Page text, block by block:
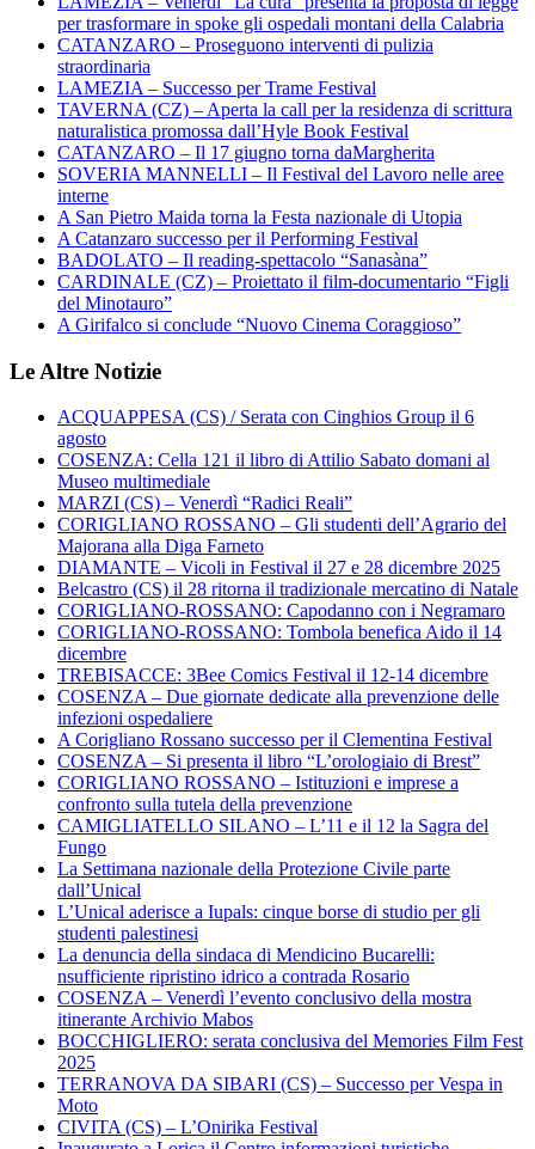
per trasformare in spoke gli ospedali montani della Calabria
CATANZARO – Proseguono interventi di pulizia
straordinaria
LAMEZIA – Successo per Trame Festival
TAVERNA (CZ) – Aperta la call per la residenza di scrittura
naturalistica promossa dall’Hyle Book Festival
CATANZARO – Il 17 giugno torna daMargherita
SOVERIA MANNELLI – Il Festival del Lavoro nelle aree
interne
A San Pietro Maida torna la Festa nazionale di Utopia
A Catanzaro successo per il Performing Festival
BADOLATO – Il reading-spettacolo “Sanasàna”
CARDINALE (CZ) – Proiettato il film-documentario “Figli
del Minotauro”
A Girifalco si conclude “Nuovo Cinema Coraggioso”
Le Altre Notizie
ACQUAPPESA (CS) / Serata con Cinghios Group il 6
agosto
COSENZA: Cella 121 il libro di Attilio Sabato domani al
Museo multimediale
MARZI (CS) – Venerdì “Radici Reali”
CORIGLIANO ROSSANO – Gli studenti dell’Agrario del
Majorana alla Diga Farneto
DIAMANTE – Vicoli in Festival il 27 e 28 dicembre 2025
Belcastro (CS) il 28 ritorna il tradizionale mercatino di Natale
CORIGLIANO-ROSSANO: Capodanno con i Negramaro
CORIGLIANO-ROSSANO: Tombola benefica Aido il 14
dicembre
TREBISACCE: 3Bee Comics Festival il 12-14 dicembre
COSENZA – Due giornate dedicate alla prevenzione delle
infezioni ospedaliere
A Corigliano Rossano successo per il Clementina Festival
COSENZA – Si presenta il libro “L’orologiaio di Brest”
CORIGLIANO ROSSANO – Istituzioni e imprese a
confronto sulla tutela della prevenzione
CAMIGLIATELLO SILANO – L’11 e il 12 la Sagra del
Fungo
La Settimana nazionale della Protezione Civile parte
dall’Unical
L’Unical aderisce a Iupals: cinque borse di studio per gli
studenti palestinesi
La denuncia della sindaca di Mendicino Bucarelli:
nsufficiente ripristino idrico a contrada Rosario
COSENZA – Venerdì l’evento conclusivo della mostra
itinerante Archivio Mabos
BOCCHIGLIERO: serata conclusiva del Memories Film Fest
2025
TERRANOVA DA SIBARI (CS) – Successo per Vespa in
Moto
CIVITA (CS) – L’Onirika Festival